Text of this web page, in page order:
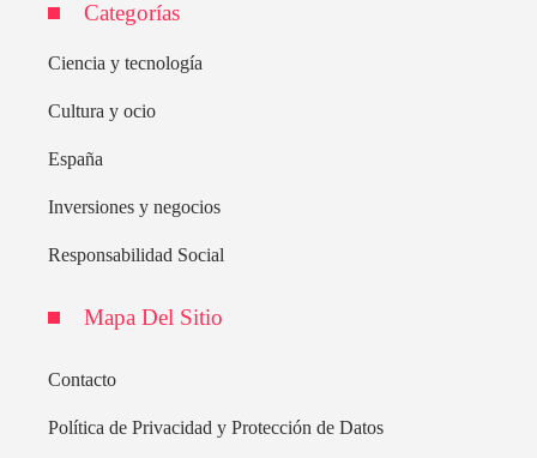
Categorías
Ciencia y tecnología
Cultura y ocio
España
Inversiones y negocios
Responsabilidad Social
Mapa Del Sitio
Contacto
Política de Privacidad y Protección de Datos